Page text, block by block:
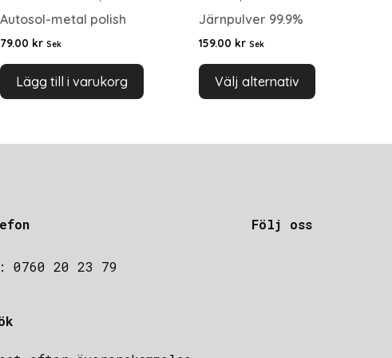
Autosol-metal polish
79.00 kr Sek
Lägg till i varukorg
Järnpulver 99.9%
159.00 kr Sek
Välj alternativ
0760 20 23 79
Följ oss